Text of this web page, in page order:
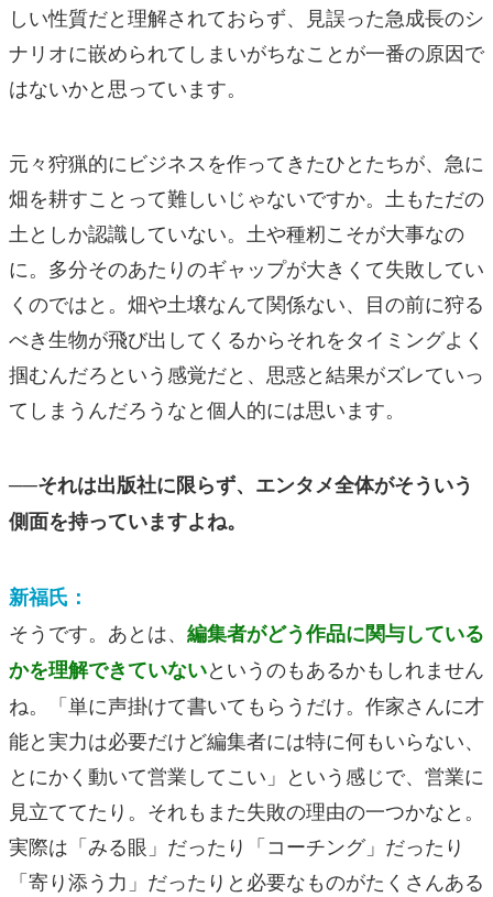
しい性質だと理解されておらず、見誤った急成長のシ
ナリオに嵌められてしまいがちなことが一番の原因で
はないかと思っています。
元々狩猟的にビジネスを作ってきたひとたちが、急に
畑を耕すことって難しいじゃないですか。土もただの
土としか認識していない。土や種籾こそが大事なの
に。多分そのあたりのギャップが大きくて失敗してい
くのではと。畑や土壌なんて関係ない、目の前に狩る
べき生物が飛び出してくるからそれをタイミングよく
掴むんだろという感覚だと、思惑と結果がズレていっ
てしまうんだろうなと個人的には思います。
──それは出版社に限らず、エンタメ全体がそういう
側面を持っていますよね。
新福氏：
そうです。あとは、 編集者がどう作品に関与している
かを理解できていないというのもあるかもしれません
ね。「単に声掛けて書いてもらうだけ。作家さんに才
能と実力は必要だけど編集者には特に何もいらない、
とにかく動いて営業してこい」という感じで、営業に
見立ててたり。それもまた失敗の理由の一つかなと。
実際は「みる眼」だったり「コーチング」だったり
「寄り添う力」だったりと必要なものがたくさんある